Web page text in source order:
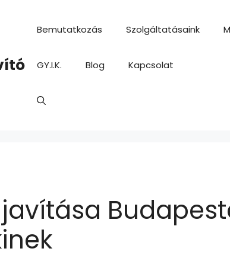
Bemutatkozás Szolgáltatásaink
GY.I.K. Blog Kapcsolat